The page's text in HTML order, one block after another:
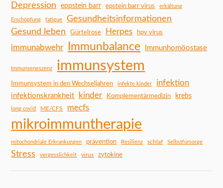
Depression eppstein barr epstein barr virus erkältung
Erschöpfung fatigue Gesundheitsinformationen
Gesund leben Gürtelrose Herpes hpv virus
immunabwehr Immunbalance Immunhomöostase
Immunseneszenz immunsystem
Immunsystem in den Wechseljahren infekte kinder infektion
infektionskrankheit kinder Komplementärmedizin krebs
long covid ME/CFS mecfs
mikroimmuntherapie
mitochondriale Erkrankungen prävention Resilienz schlaf Selbstfürsorge
Stress vergesslichkeit virus zytokine